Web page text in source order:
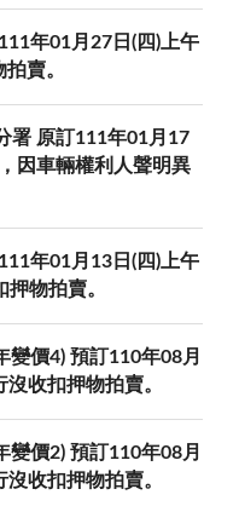
年01月27日(四)上午
賣。
署 原訂111年01月17
因車輛權利人聲明異
年01月13日(四)上午
物拍賣。
變價4) 預訂110年08月
收扣押物拍賣。
變價2) 預訂110年08月
收扣押物拍賣。